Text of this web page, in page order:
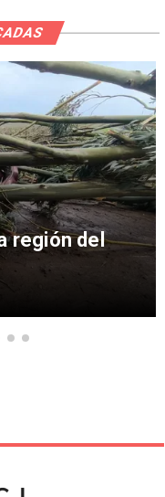
región del